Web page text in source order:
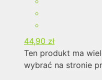
44,90 zł
Ten produkt ma
wybrać na stronie